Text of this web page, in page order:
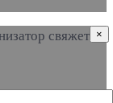
×
свяжется